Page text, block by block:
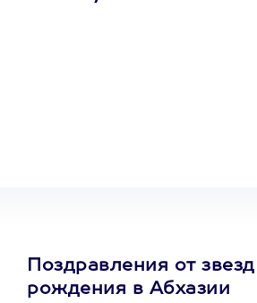
Поздравления от
рождения в Абхазии